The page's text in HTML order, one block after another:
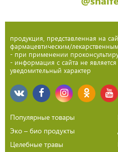
продукция, представленная на
фармацевтическим/
- при применении
- информация с сайта не
уведомительный характер
Популярные товары
Эко – био продукты
Целебные травы